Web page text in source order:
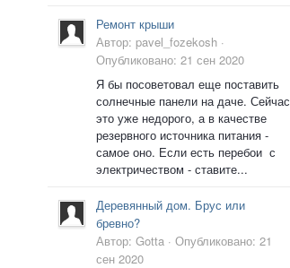
Ремонт крыши
Автор: pavel_fozekosh ·
Опубликовано: 21 сен 2020
Я бы посоветовал еще поставить
солнечные панели на даче. Сейчас
это уже недорого, а в качестве
резервного источника питания -
самое оно. Если есть перебои с
электричеством - ставите...
Деревянный дом. Брус или
бревно?
Автор: Gotta · Опубликовано: 21
сен 2020